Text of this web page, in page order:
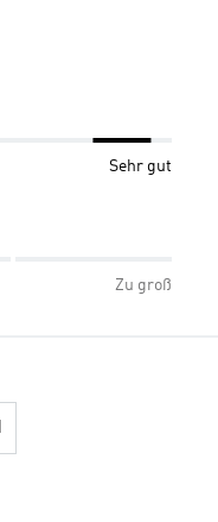
Sehr gut
Zu groß